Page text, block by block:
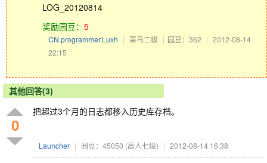
LOG_20120814
奖励园豆： 5
CN.programmer.Luxh | 菜鸟二级 | 园豆：362 | 2012-08-14
22:15
其他回答(3)
0
把超过3个月的日志都移入历史库存档。
Launcher | 园豆：45050 (高人七级) | 2012-08-14 16:38